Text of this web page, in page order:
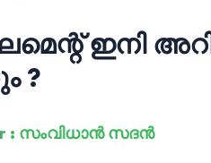
ഇനി
?
: സംവിധാൻ സദൻ